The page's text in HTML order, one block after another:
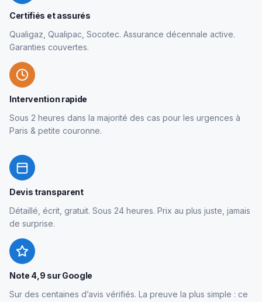
Certifiés et assurés
Qualigaz, Qualipac, Socotec. Assurance décennale active.
Garanties couvertes.
Intervention rapide
Sous 2 heures dans la majorité des cas pour les urgences à
Paris & petite couronne.
Devis transparent
Détaillé, écrit, gratuit. Sous 24 heures. Prix au plus juste, jamais
de surprise.
Note 4,9 sur Google
Sur des centaines d’avis vérifiés. La preuve la plus simple : ce